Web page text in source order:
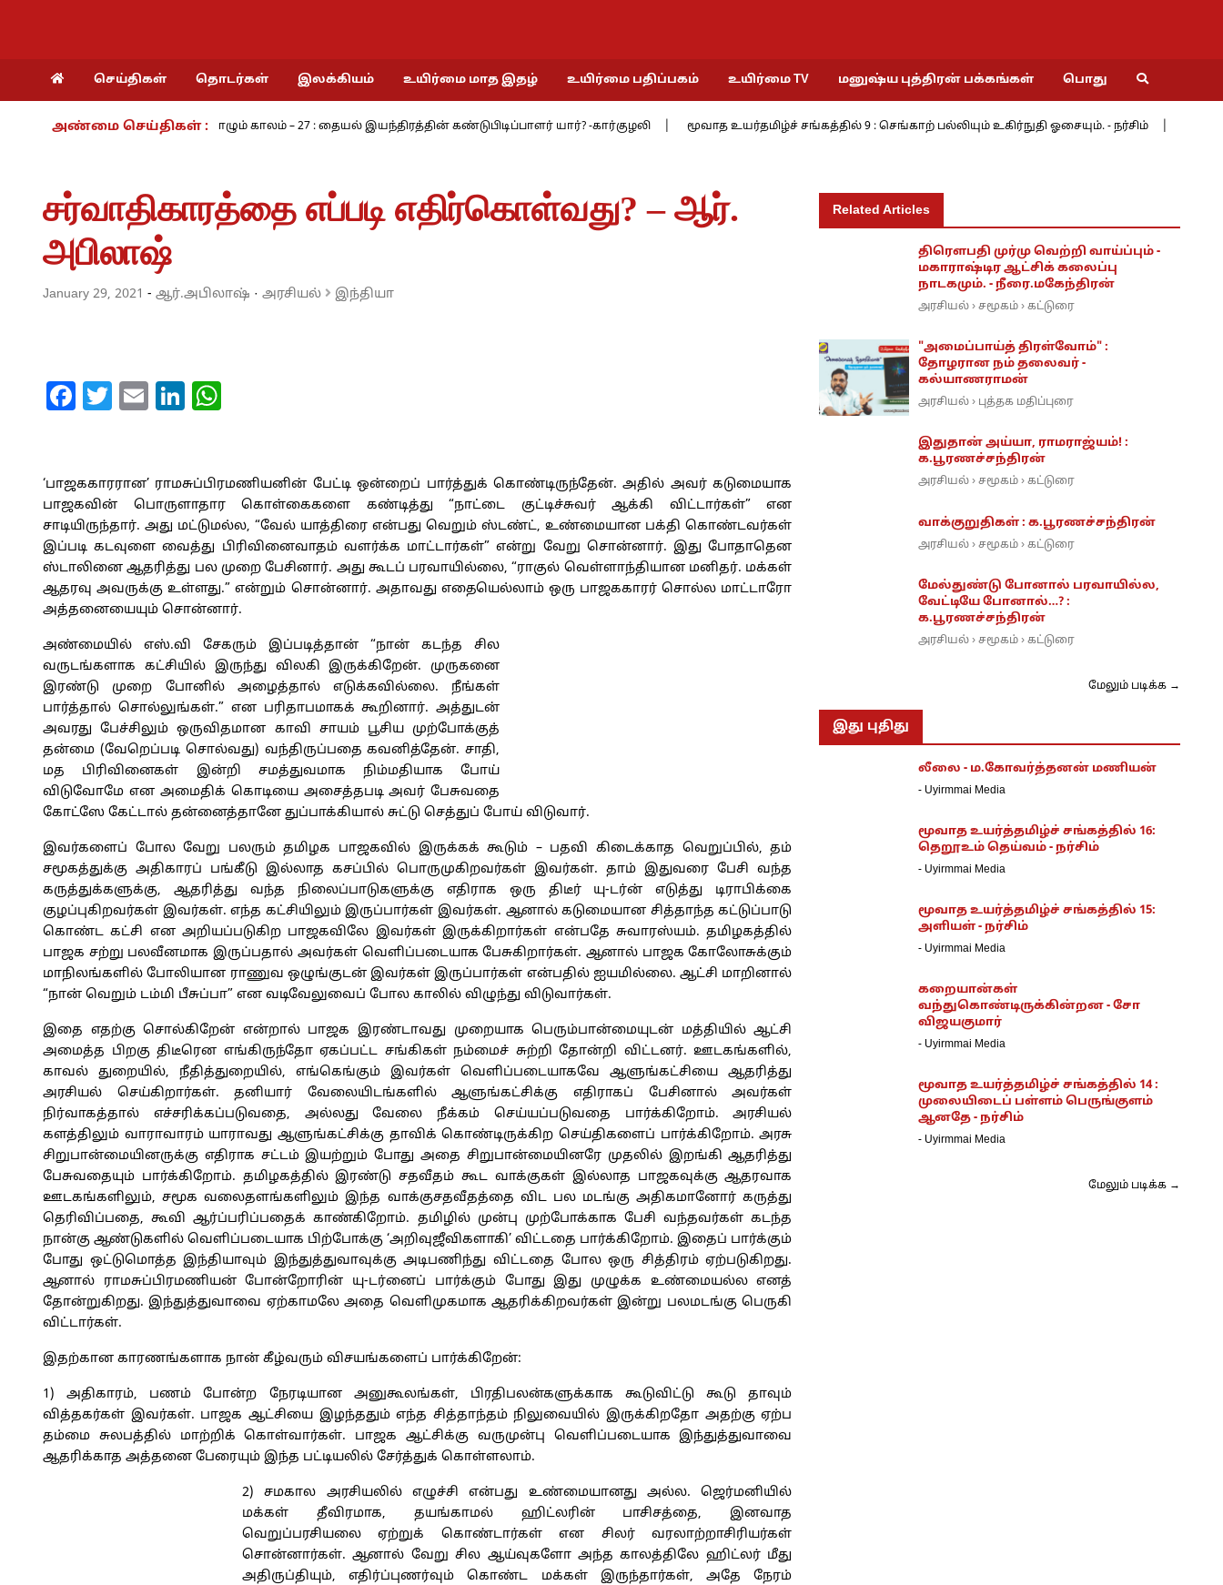
செய்திகள் தொடர்கள் இலக்கியம் உயிர்மை மாத இதழ் உயிர்மை பதிப்பகம் உயிர்மை TV மனுஷ்ய புத்திரன் பக்கங்கள் பொது
அண்மை செய்திகள் :
அ.ராமசாமி நாம் வாழும் காலம் – 27 : தையல் இயந்திரத்தின் கண்டுபிடிப்பாளர் யார்? -கார்குழலி மூவாத உயர்தமிழ்ச் சங்கத்தில் 9 : செங்காற் பல்லியும் உகிர்நுதி ஓசையும். - நர்சிம் மேற்கின்
சர்வாதிகாரத்தை எப்படி எதிர்கொள்வது? – ஆர்.
அபிலாஷ்
January 29, 2021 - ஆர்.அபிலாஷ் · அரசியல் இந்தியா
Facebook
Twitter
EmailLinkedIn
‘பாஜககாரரான’ ராமசுப்பிரமணியனின் பேட்டி ஒன்றைப் பார்த்துக் கொண்டிருந்தேன். அதில் அவர் கடுமையாக
பாஜகவின் பொருளாதார கொள்கைகளை கண்டித்து “நாட்டை குட்டிச்சுவர் ஆக்கி விட்டார்கள்” என
சாடியிருந்தார். அது மட்டுமல்ல, “வேல் யாத்திரை என்பது வெறும் ஸ்டண்ட், உண்மையான பக்தி கொண்டவர்கள்
இப்படி கடவுளை வைத்து பிரிவினைவாதம் வளர்க்க மாட்டார்கள்” என்று வேறு சொன்னார். இது போதாதென
ஸ்டாலினை ஆதரித்து பல முறை பேசினார். அது கூடப் பரவாயில்லை, “ராகுல் வெள்ளாந்தியான மனிதர். மக்கள்
ஆதரவு அவருக்கு உள்ளது.” என்றும் சொன்னார். அதாவது எதையெல்லாம் ஒரு பாஜககாரர் சொல்ல மாட்டாரோ
அத்தனையையும் சொன்னார்.
அண்மையில் எஸ்.வி சேகரும் இப்படித்தான் “நான் கடந்த சில
வருடங்களாக கட்சியில் இருந்து விலகி இருக்கிறேன். முருகனை
இரண்டு முறை போனில் அழைத்தால் எடுக்கவில்லை. நீங்கள்
பார்த்தால் சொல்லுங்கள்.” என பரிதாபமாகக் கூறினார். அத்துடன்
அவரது பேச்சிலும் ஒருவிதமான காவி சாயம் பூசிய முற்போக்குத்
தன்மை (வேறெப்படி சொல்வது) வந்திருப்பதை கவனித்தேன். சாதி,
மத பிரிவினைகள் இன்றி சமத்துவமாக நிம்மதியாக போய்
விடுவோமே என அமைதிக் கொடியை அசைத்தபடி அவர் பேசுவதை
கோட்ஸே கேட்டால் தன்னைத்தானே துப்பாக்கியால் சுட்டு செத்துப் போய் விடுவார்.
இவர்களைப் போல வேறு பலரும் தமிழக பாஜகவில் இருக்கக் கூடும் – பதவி கிடைக்காத வெறுப்பில், தம்
சமூகத்துக்கு அதிகாரப் பங்கீடு இல்லாத கசப்பில் பொருமுகிறவர்கள் இவர்கள். தாம் இதுவரை பேசி வந்த
கருத்துக்களுக்கு, ஆதரித்து வந்த நிலைப்பாடுகளுக்கு எதிராக ஒரு திடீர் யு-டர்ன் எடுத்து டிராபிக்கை
குழப்புகிறவர்கள் இவர்கள். எந்த கட்சியிலும் இருப்பார்கள் இவர்கள். ஆனால் கடுமையான சித்தாந்த கட்டுப்பாடு
கொண்ட கட்சி என அறியப்படுகிற பாஜகவிலே இவர்கள் இருக்கிறார்கள் என்பதே சுவாரஸ்யம். தமிழகத்தில்
பாஜக சற்று பலவீனமாக இருப்பதால் அவர்கள் வெளிப்படையாக பேசுகிறார்கள். ஆனால் பாஜக கோலோசுக்கும்
மாநிலங்களில் போலியான ராணுவ ஒழுங்குடன் இவர்கள் இருப்பார்கள் என்பதில் ஐயமில்லை. ஆட்சி மாறினால்
“நான் வெறும் டம்மி பீசுப்பா” என வடிவேலுவைப் போல காலில் விழுந்து விடுவார்கள்.
இதை எதற்கு சொல்கிறேன் என்றால் பாஜக இரண்டாவது முறையாக பெரும்பான்மையுடன் மத்தியில் ஆட்சி
அமைத்த பிறகு திடீரென எங்கிருந்தோ ஏகப்பட்ட சங்கிகள் நம்மைச் சுற்றி தோன்றி விட்டனர். ஊடகங்களில்,
காவல் துறையில், நீதித்துறையில், எங்கெங்கும் இவர்கள் வெளிப்படையாகவே ஆளுங்கட்சியை ஆதரித்து
அரசியல் செய்கிறார்கள். தனியார் வேலையிடங்களில் ஆளுங்கட்சிக்கு எதிராகப் பேசினால் அவர்கள்
நிர்வாகத்தால் எச்சரிக்கப்படுவதை, அல்லது வேலை நீக்கம் செய்யப்படுவதை பார்க்கிறோம். அரசியல்
களத்திலும் வாராவாரம் யாராவது ஆளுங்கட்சிக்கு தாவிக் கொண்டிருக்கிற செய்திகளைப் பார்க்கிறோம். அரசு
சிறுபான்மையினருக்கு எதிராக சட்டம் இயற்றும் போது அதை சிறுபான்மையினரே முதலில் இறங்கி ஆதரித்து
பேசுவதையும் பார்க்கிறோம். தமிழகத்தில் இரண்டு சதவீதம் கூட வாக்குகள் இல்லாத பாஜகவுக்கு ஆதரவாக
ஊடகங்களிலும், சமூக வலைதளங்களிலும் இந்த வாக்குசதவீதத்தை விட பல மடங்கு அதிகமானோர் கருத்து
தெரிவிப்பதை, கூவி ஆர்ப்பரிப்பதைக் காண்கிறோம். தமிழில் முன்பு முற்போக்காக பேசி வந்தவர்கள் கடந்த
நான்கு ஆண்டுகளில் வெளிப்படையாக பிற்போக்கு ‘அறிவுஜீவிகளாகி’ விட்டதை பார்க்கிறோம். இதைப் பார்க்கும்
போது ஒட்டுமொத்த இந்தியாவும் இந்துத்துவாவுக்கு அடிபணிந்து விட்டதை போல ஒரு சித்திரம் ஏற்படுகிறது.
ஆனால் ராமசுப்பிரமணியன் போன்றோரின் யு-டர்னைப் பார்க்கும் போது இது முழுக்க உண்மையல்ல எனத்
தோன்றுகிறது. இந்துத்துவாவை ஏற்காமலே அதை வெளிமுகமாக ஆதரிக்கிறவர்கள் இன்று பலமடங்கு பெருகி
விட்டார்கள்.
இதற்கான காரணங்களாக நான் கீழ்வரும் விசயங்களைப் பார்க்கிறேன்:
1) அதிகாரம், பணம் போன்ற நேரடியான அனுகூலங்கள், பிரதிபலன்களுக்காக கூடுவிட்டு கூடு தாவும்
வித்தகர்கள் இவர்கள். பாஜக ஆட்சியை இழந்ததும் எந்த சித்தாந்தம் நிலுவையில் இருக்கிறதோ அதற்கு ஏற்ப
தம்மை சுலபத்தில் மாற்றிக் கொள்வார்கள். பாஜக ஆட்சிக்கு வருமுன்பு வெளிப்படையாக இந்துத்துவாவை
ஆதரிக்காத அத்தனை பேரையும் இந்த பட்டியலில் சேர்த்துக் கொள்ளலாம்.
2) சமகால அரசியலில் எழுச்சி என்பது உண்மையானது அல்ல. ஜெர்மனியில்
மக்கள் தீவிரமாக, தயங்காமல் ஹிட்லரின் பாசிசத்தை, இனவாத
வெறுப்பரசியலை ஏற்றுக் கொண்டார்கள் என சிலர் வரலாற்றாசிரியர்கள்
சொன்னார்கள். ஆனால் வேறு சில ஆய்வுகளோ அந்த காலத்திலே ஹிட்லர் மீது
அதிருப்தியும், எதிர்ப்புணர்வும் கொண்ட மக்கள் இருந்தார்கள், அதே நேரம்
Related Articles
திரெளபதி முர்மு வெற்றி வாய்ப்பும் -
மகாராஷ்டிர ஆட்சிக் கலைப்பு
நாடகமும். - நீரை.மகேந்திரன்
அரசியல் › சமூகம் › கட்டுரை
"அமைப்பாய்த் திரள்வோம்" :
தோழரான நம் தலைவர் -
கல்யாணராமன்
அரசியல் › புத்தக மதிப்புரை
இதுதான் அய்யா, ராமராஜ்யம்! :
க.பூரணச்சந்திரன்
அரசியல் › சமூகம் › கட்டுரை
வாக்குறுதிகள் : க.பூரணச்சந்திரன்
அரசியல் › சமூகம் › கட்டுரை
மேல்துண்டு போனால் பரவாயில்ல,
வேட்டியே போனால்…? :
க.பூரணச்சந்திரன்
அரசியல் › சமூகம் › கட்டுரை
மேலும் படிக்க →
இது புதிது
லீலை - ம.கோவர்த்தனன் மணியன்
- Uyirmmai Media
மூவாத உயர்த்தமிழ்ச் சங்கத்தில் 16:
தெறூஉம் தெய்வம் - நர்சிம்
- Uyirmmai Media
மூவாத உயர்த்தமிழ்ச் சங்கத்தில் 15:
அளியள் - நர்சிம்
- Uyirmmai Media
கறையான்கள்
வந்துகொண்டிருக்கின்றன - சோ
விஜயகுமார்
- Uyirmmai Media
மூவாத உயர்த்தமிழ்ச் சங்கத்தில் 14 :
முலையிடைப் பள்ளம் பெருங்குளம்
ஆனதே - நர்சிம்
- Uyirmmai Media
மேலும் படிக்க →